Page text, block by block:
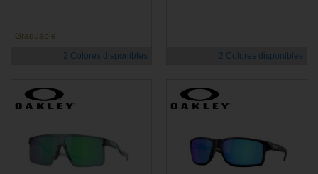
Graduable
2 Colores disponibles
2 Colores disponibles